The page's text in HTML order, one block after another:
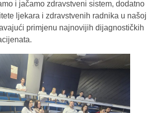
i jačamo zdravstveni sistem, dodatno
ljekara i zdravstvenih radnika u našoj
primjenu najnovijih dijagnostičkih